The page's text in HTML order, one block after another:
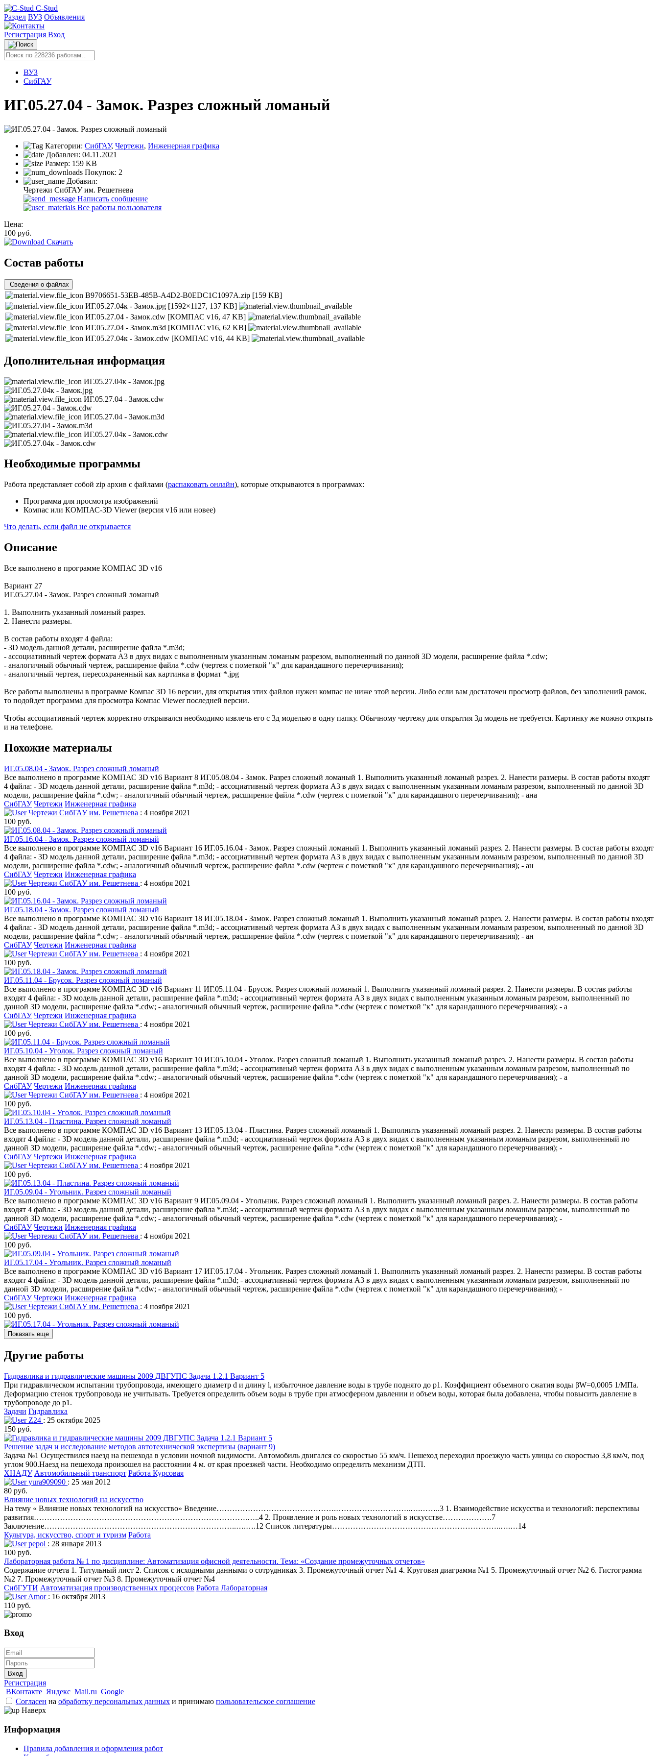
C-Stud
Раздел ВУЗ Объявления
Регистрация Вход
ВУЗ
СибГАУ
ИГ.05.27.04 - Замок. Разрез сложный ломаный
Категории: СибГАУ, Чертежи, Инженерная графика
Добавлен: 04.11.2021
Размер: 159 KB
Покупок: 2
Добавил:
Чертежи СибГАУ им. Решетнева
Написать сообщение
Все работы пользователя
Цена:
100 руб.
Скачать
Состав работы
Сведения о файлах
B9706651-53EB-485B-A4D2-B0EDC1C1097A.zip [159 KB]
ИГ.05.27.04к - Замок.jpg [1592×1127, 137 KB]
ИГ.05.27.04 - Замок.cdw [КОМПАС v16, 47 KB]
ИГ.05.27.04 - Замок.m3d [КОМПАС v16, 62 KB]
ИГ.05.27.04к - Замок.cdw [КОМПАС v16, 44 KB]
Дополнительная информация
ИГ.05.27.04к - Замок.jpg
ИГ.05.27.04 - Замок.cdw
ИГ.05.27.04 - Замок.m3d
ИГ.05.27.04к - Замок.cdw
Необходимые программы
Работа представляет собой zip архив с файлами (распаковать онлайн), которые открываются в программах:
Программа для просмотра изображений
Компас или КОМПАС-3D Viewer (версия v16 или новее)
Что делать, если файл не открывается
Описание
Все выполнено в программе КОМПАС 3D v16
Вариант 27
ИГ.05.27.04 - Замок. Разрез сложный ломаный
1. Выполнить указанный ломаный разрез.
2. Нанести размеры.
В состав работы входят 4 файла:
- 3D модель данной детали, расширение файла *.m3d;
- ассоциативный чертеж формата А3 в двух видах с выполненным указанным ломаным разрезом, выполненный по данной 3D модели, расширение файла *.cdw;
- аналогичный обычный чертеж, расширение файла *.cdw (чертеж с пометкой "к" для карандашного перечерчивания);
- аналогичный чертеж, пересохраненный как картинка в формат *.jpg
Все работы выполнены в программе Компас 3D 16 версии, для открытия этих файлов нужен компас не ниже этой версии. Либо если вам достаточен просмотр файлов, без заполнений рамок,
то подойдет программа для просмотра Компас Viewer последней версии.
Чтобы ассоциативный чертеж корректно открывался необходимо извлечь его с 3д моделью в одну папку. Обычному чертежу для открытия 3д модель не требуется. Картинку же можно открыть
и на телефоне.
Похожие материалы
ИГ.05.08.04 - Замок. Разрез сложный ломаный
Все выполнено в программе КОМПАС 3D v16 Вариант 8 ИГ.05.08.04 - Замок. Разрез сложный ломаный 1. Выполнить указанный ломаный разрез. 2. Нанести размеры. В состав работы входят
4 файла: - 3D модель данной детали, расширение файла *.m3d; - ассоциативный чертеж формата А3 в двух видах с выполненным указанным ломаным разрезом, выполненный по данной 3D
модели, расширение файла *.cdw; - аналогичный обычный чертеж, расширение файла *.cdw (чертеж с пометкой "к" для карандашного перечерчивания); - ана
СибГАУ Чертежи Инженерная графика
Чертежи СибГАУ им. Решетнева : 4 ноября 2021
100 руб.
ИГ.05.16.04 - Замок. Разрез сложный ломаный
Все выполнено в программе КОМПАС 3D v16 Вариант 16 ИГ.05.16.04 - Замок. Разрез сложный ломаный 1. Выполнить указанный ломаный разрез. 2. Нанести размеры. В состав работы входят
4 файла: - 3D модель данной детали, расширение файла *.m3d; - ассоциативный чертеж формата А3 в двух видах с выполненным указанным ломаным разрезом, выполненный по данной 3D
модели, расширение файла *.cdw; - аналогичный обычный чертеж, расширение файла *.cdw (чертеж с пометкой "к" для карандашного перечерчивания); - ан
СибГАУ Чертежи Инженерная графика
Чертежи СибГАУ им. Решетнева : 4 ноября 2021
100 руб.
ИГ.05.18.04 - Замок. Разрез сложный ломаный
Все выполнено в программе КОМПАС 3D v16 Вариант 18 ИГ.05.18.04 - Замок. Разрез сложный ломаный 1. Выполнить указанный ломаный разрез. 2. Нанести размеры. В состав работы входят
4 файла: - 3D модель данной детали, расширение файла *.m3d; - ассоциативный чертеж формата А3 в двух видах с выполненным указанным ломаным разрезом, выполненный по данной 3D
модели, расширение файла *.cdw; - аналогичный обычный чертеж, расширение файла *.cdw (чертеж с пометкой "к" для карандашного перечерчивания); - ан
СибГАУ Чертежи Инженерная графика
Чертежи СибГАУ им. Решетнева : 4 ноября 2021
100 руб.
ИГ.05.11.04 - Брусок. Разрез сложный ломаный
Все выполнено в программе КОМПАС 3D v16 Вариант 11 ИГ.05.11.04 - Брусок. Разрез сложный ломаный 1. Выполнить указанный ломаный разрез. 2. Нанести размеры. В состав работы
входят 4 файла: - 3D модель данной детали, расширение файла *.m3d; - ассоциативный чертеж формата А3 в двух видах с выполненным указанным ломаным разрезом, выполненный по
данной 3D модели, расширение файла *.cdw; - аналогичный обычный чертеж, расширение файла *.cdw (чертеж с пометкой "к" для карандашного перечерчивания); - а
СибГАУ Чертежи Инженерная графика
Чертежи СибГАУ им. Решетнева : 4 ноября 2021
100 руб.
ИГ.05.10.04 - Уголок. Разрез сложный ломаный
Все выполнено в программе КОМПАС 3D v16 Вариант 10 ИГ.05.10.04 - Уголок. Разрез сложный ломаный 1. Выполнить указанный ломаный разрез. 2. Нанести размеры. В состав работы
входят 4 файла: - 3D модель данной детали, расширение файла *.m3d; - ассоциативный чертеж формата А3 в двух видах с выполненным указанным ломаным разрезом, выполненный по
данной 3D модели, расширение файла *.cdw; - аналогичный обычный чертеж, расширение файла *.cdw (чертеж с пометкой "к" для карандашного перечерчивания); - а
СибГАУ Чертежи Инженерная графика
Чертежи СибГАУ им. Решетнева : 4 ноября 2021
100 руб.
ИГ.05.13.04 - Пластина. Разрез сложный ломаный
Все выполнено в программе КОМПАС 3D v16 Вариант 13 ИГ.05.13.04 - Пластина. Разрез сложный ломаный 1. Выполнить указанный ломаный разрез. 2. Нанести размеры. В состав работы
входят 4 файла: - 3D модель данной детали, расширение файла *.m3d; - ассоциативный чертеж формата А3 в двух видах с выполненным указанным ломаным разрезом, выполненный по
данной 3D модели, расширение файла *.cdw; - аналогичный обычный чертеж, расширение файла *.cdw (чертеж с пометкой "к" для карандашного перечерчивания); -
СибГАУ Чертежи Инженерная графика
Чертежи СибГАУ им. Решетнева : 4 ноября 2021
100 руб.
ИГ.05.09.04 - Угольник. Разрез сложный ломаный
Все выполнено в программе КОМПАС 3D v16 Вариант 9 ИГ.05.09.04 - Угольник. Разрез сложный ломаный 1. Выполнить указанный ломаный разрез. 2. Нанести размеры. В состав работы
входят 4 файла: - 3D модель данной детали, расширение файла *.m3d; - ассоциативный чертеж формата А3 в двух видах с выполненным указанным ломаным разрезом, выполненный по
данной 3D модели, расширение файла *.cdw; - аналогичный обычный чертеж, расширение файла *.cdw (чертеж с пометкой "к" для карандашного перечерчивания); -
СибГАУ Чертежи Инженерная графика
Чертежи СибГАУ им. Решетнева : 4 ноября 2021
100 руб.
ИГ.05.17.04 - Угольник. Разрез сложный ломаный
Все выполнено в программе КОМПАС 3D v16 Вариант 17 ИГ.05.17.04 - Угольник. Разрез сложный ломаный 1. Выполнить указанный ломаный разрез. 2. Нанести размеры. В состав работы
входят 4 файла: - 3D модель данной детали, расширение файла *.m3d; - ассоциативный чертеж формата А3 в двух видах с выполненным указанным ломаным разрезом, выполненный по
данной 3D модели, расширение файла *.cdw; - аналогичный обычный чертеж, расширение файла *.cdw (чертеж с пометкой "к" для карандашного перечерчивания); -
СибГАУ Чертежи Инженерная графика
Чертежи СибГАУ им. Решетнева : 4 ноября 2021
100 руб.
Показать еще
Другие работы
Гидравлика и гидравлические машины 2009 ДВГУПС Задача 1.2.1 Вариант 5
При гидравлическом испытании трубопровода, имеющего диаметр d и длину l, избыточное давление воды в трубе поднято до p1. Коэффициент объемного сжатия воды βW=0,0005 1/МПа.
Деформацию стенок трубопровода не учитывать. Требуется определить объем воды в трубе при атмосферном давлении и объем воды, которая была добавлена, чтобы повысить давление в
трубопроводе до р1.
Задачи Гидравлика
Z24 : 25 октября 2025
150 руб.
Решение задач и исследование методов автотехнической экспертизы (вариант 9)
Задача №1 Осуществился наезд на пешехода в условии ночной видимости. Автомобиль двигался со скоростью 55 км/ч. Пешеход переходил проезжую часть улицы со скоростью 3,8 км/ч, под
углом 900.Наезд на пешехода произошел на расстоянии 4 м. от края проезжей части. Необходимо определить механизм ДТП.
ХНАДУ Автомобильный транспорт Работа Курсовая
yura909090 : 25 мая 2012
80 руб.
Влияние новых технологий на искусство
На тему « Влияние новых технологий на искусство» Введение……………………………………….………………………..….……..3 1. Взаимодействие искусства и технологий: перспективы
развития……………………………………………………………………….…..4 2. Проявление и роль новых технологий в искусстве……………….7
Заключение………………………………………………………………..….….12 Список литературы………………………………………………………..….…14
Культура, искусство, спорт и туризм Работа
pepol : 28 января 2013
100 руб.
Лабораторная работа № 1 по дисциплине: Автоматизация офисной деятельности. Тема: «Создание промежуточных отчетов»
Содержание отчета 1. Титульный лист 2. Список с исходными данными о сотрудниках 3. Промежуточный отчет №1 4. Круговая диаграмма №1 5. Промежуточный отчет №2 6. Гистограмма
№2 7. Промежуточный отчет №3 8. Промежуточный отчет №4
СибГУТИ Автоматизация производственных процессов Работа Лабораторная
Amor : 16 октября 2013
110 руб.
Вход
Вход
Регистрация
ВКонтакте Яндекс Mail.ru Google
Согласен на обработку персональных данных и принимаю пользовательское соглашение
Наверх
Информация
Правила добавления и оформления работ